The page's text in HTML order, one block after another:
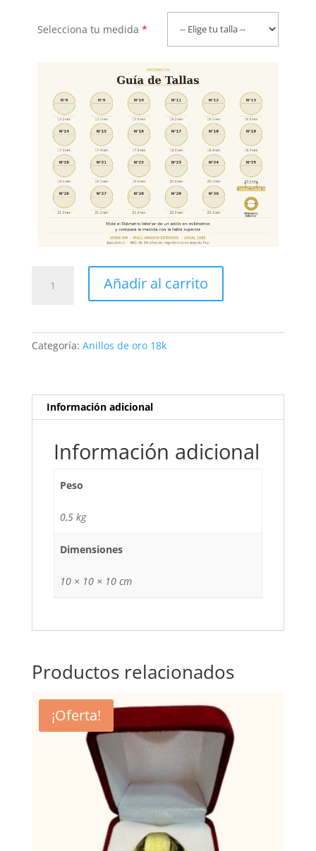
Selecciona tu medida *
Juvenil
Clásica
Eres
Añadir al carrito
Categoría: Anillos de oro 18k
Información adicional
Información adicional
Peso
0,5 kg
Dimensiones
10 × 10 × 10 cm
Productos relacionados
¡Oferta!